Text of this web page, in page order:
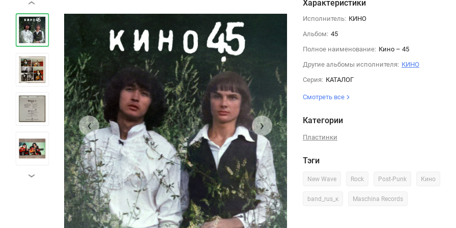
‹ ›
‹
›
Характеристики
Исполнитель: КИНО
Альбом: 45
Полное наименование: Кино – 45
Другие альбомы исполнителя: КИНО
Серия: КАТАЛОГ
Смотреть все
Категории
Пластинки
Тэги
New Wave Rock Post-Punk Кино
band_rus_к Maschina Records